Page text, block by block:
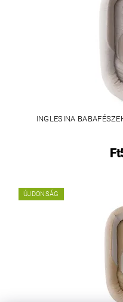
INGLESINA
ÚJDONSÁG